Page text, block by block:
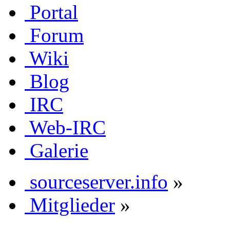
Portal
Forum
Wiki
Blog
IRC
Web-IRC
Galerie
sourceserver.info »
Mitglieder »